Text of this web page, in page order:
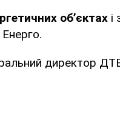
об’єктах і
директор